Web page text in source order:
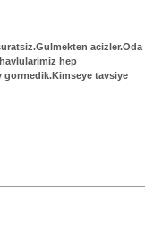
acizler.Oda
hep
gormedik.Kimseye tavsiye